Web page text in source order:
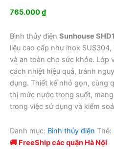
765.000₫
Bình thủy điện Sunhouse
liệu cao cấp như inox
và an toàn cho sức khỏe. Lớp
cách nhiệt hiệu quả, tránh
dụng. Thiết kế nhỏ gọn, cùng
thị mức nước trong suốt,
trong việc sử dụng và kiểm
Danh mục: Bình thủy điện Thẻ:
🚚 FreeShip các quận Hà Nội